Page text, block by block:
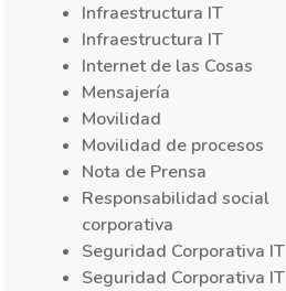
Infraestructura IT
Infraestructura IT
Internet de las Cosas
Mensajería
Movilidad
Movilidad de procesos
Nota de Prensa
Responsabilidad social
corporativa
Seguridad Corporativa IT
Seguridad Corporativa IT